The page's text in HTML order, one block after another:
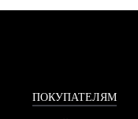
ПОКУПАТЕЛЯМ